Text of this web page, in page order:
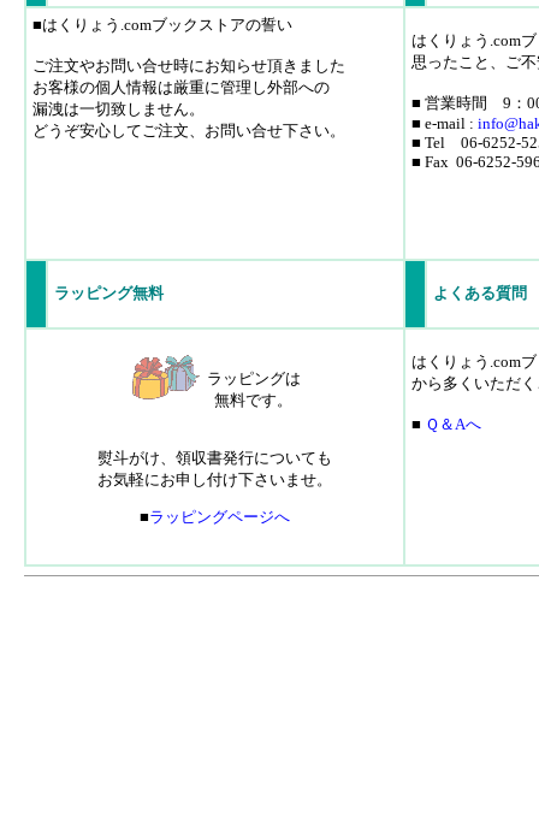
■はくりょう.comブックストアの誓い
ご注文やお問い合せ時にお知らせ頂きました
お客様の個人情報は厳重に管理し外部への
漏洩は一切致しません。
どうぞ安心してご注文、お問い合せ下さい。
はくりょう.com
思ったこと、ご
■ 営業時間 9：
■ e-mail : info
■ Tel 06-6252-
■ Fax 06-6252-
ラッピング無料 よくある質問
ラッピングは
無料です。
熨斗がけ、領収書発行についても
お気軽にお申し付け下さいませ。
■ラッピングページへ
はくりょう.com
から多くいただ
■ Ｑ＆Aへ